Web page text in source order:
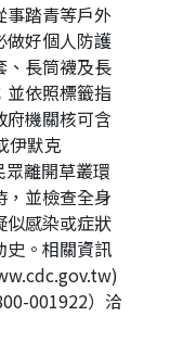
事踏青等戶外
做好個人防護
、長筒襪及長
並依照標籤指
府機關核可含
伊默克
離開草叢環
，並檢查全身
似感染或症狀
史。相關資訊
001922）洽